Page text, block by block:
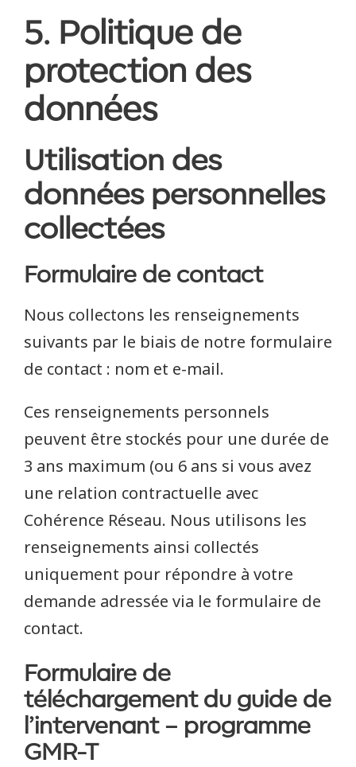
5. Politique de
protection des
données
Utilisation des
données personnelles
collectées
Formulaire de contact
Nous collectons les renseignements
suivants par le biais de notre formulaire
de contact : nom et e-mail.
Ces renseignements personnels
peuvent être stockés pour une durée de
3 ans maximum (ou 6 ans si vous avez
une relation contractuelle avec
Cohérence Réseau. Nous utilisons les
renseignements ainsi collectés
uniquement pour répondre à votre
demande adressée via le formulaire de
contact.
Formulaire de
téléchargement du guide de
l’intervenant – programme
GMR-T